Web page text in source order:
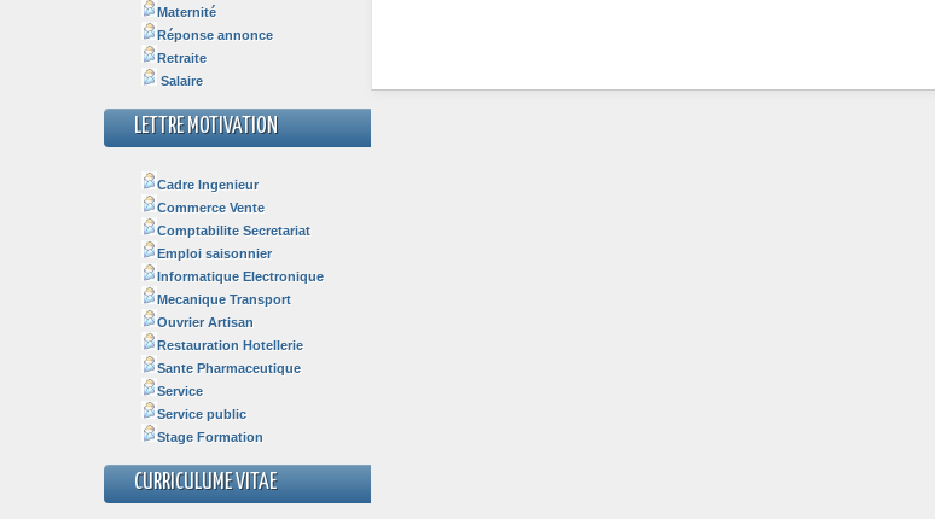
Maternité
Réponse annonce
Retraite
Salaire
LETTRE MOTIVATION
Cadre Ingenieur
Commerce Vente
Comptabilite Secretariat
Emploi saisonnier
Informatique Electronique
Mecanique Transport
Ouvrier Artisan
Restauration Hotellerie
Sante Pharmaceutique
Service
Service public
Stage Formation
CURRICULUME VITAE